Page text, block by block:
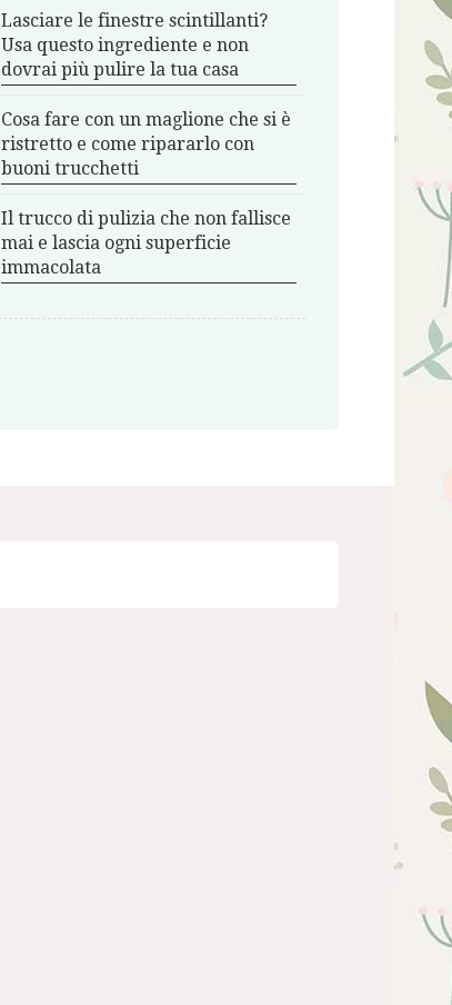
Lasciare le finestre scintillanti?
Usa questo ingrediente e non
dovrai più pulire la tua casa
Cosa fare con un maglione che si è
ristretto e come ripararlo con
buoni trucchetti
Il trucco di pulizia che non fallisce
mai e lascia ogni superficie
immacolata